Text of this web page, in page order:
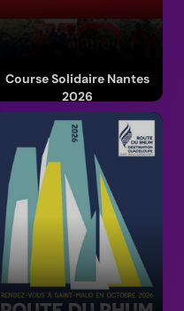
Course Solidaire Nantes
2026
Le 15 octobre 2026
(Pays de la Loire)